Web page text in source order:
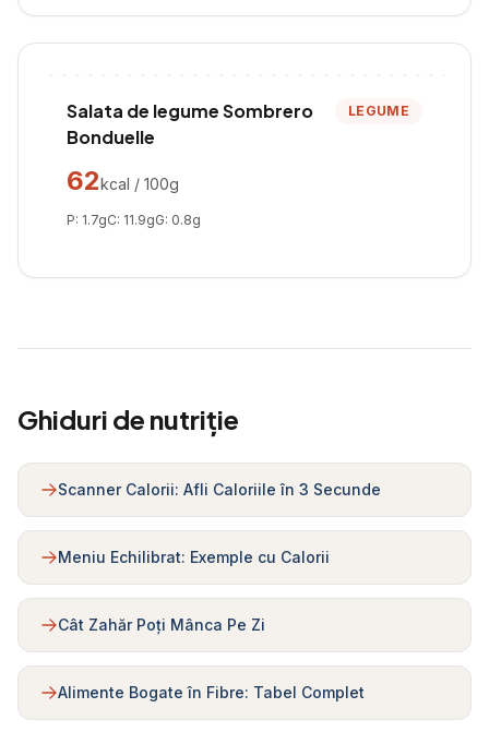
Salata de legume Sombrero
Bonduelle
LEGUME
62kcal / 100g
P: 1.7gC: 11.9gG: 0.8g
Ghiduri de nutriție
Scanner Calorii: Afli Caloriile în 3 Secunde
Meniu Echilibrat: Exemple cu Calorii
Cât Zahăr Poți Mânca Pe Zi
Alimente Bogate în Fibre: Tabel Complet